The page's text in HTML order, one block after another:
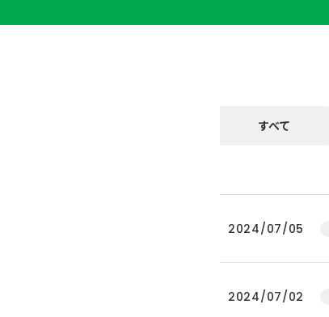
すべて
2024/07/05
2024/07/02